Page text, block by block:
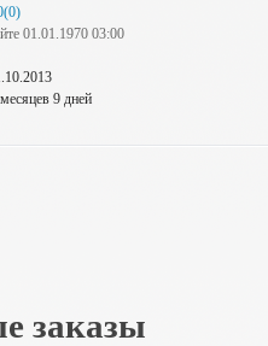
01.01.1970 03:00
9 дней
заказы